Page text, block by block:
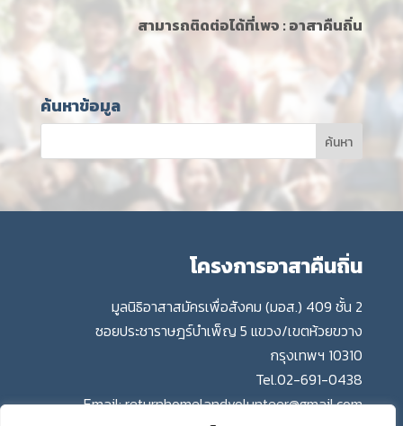
สามารถติดต่อได้ที่เพจ :อาสาคืนถิ่น
ค้นหาข้อมูล
โครงการอาสาคืนถิ่น
มูลนิธิอาสาสมัครเพื่อสังคม (มอส.) 409 ชั้น 2
ซอยประชาราษฎร์บำเพ็ญ 5 แขวง/เขตห้วยขวาง
กรุงเทพฯ 10310
Tel.02-691-0438
Email:returnhomelandvolunteer@gmail.com